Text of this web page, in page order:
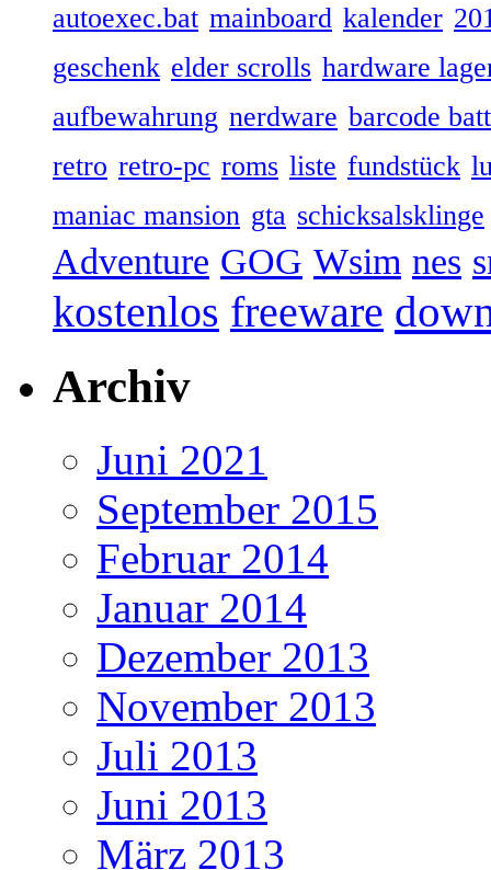
autoexec.bat mainboard kalender
geschenk elder scrolls hardware
aufbewahrung nerdware barcode
retro retro‑pc roms liste fundstück
maniac mansion gta schicksalsklinge
Adventure GOG Wsim nes
kostenlos freeware
Archiv
Juni 2021
September 2015
Februar 2014
Januar 2014
Dezember 2013
November 2013
Juli 2013
Juni 2013
März 2013